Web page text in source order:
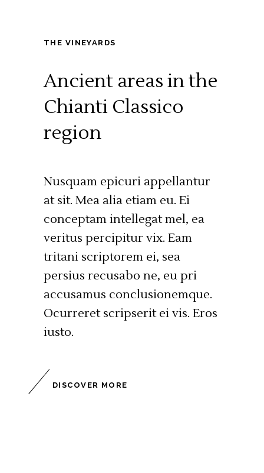
THE VINEYARDS
Ancient areas in the
Chianti Classico
region
Nusquam epicuri appellantur
at sit. Mea alia etiam eu. Ei
conceptam intellegat mel, ea
veritus percipitur vix. Eam
tritani scriptorem ei, sea
persius recusabo ne, eu pri
accusamus conclusionemque.
Ocurreret scripserit ei vis. Eros
iusto.
DISCOVER MORE